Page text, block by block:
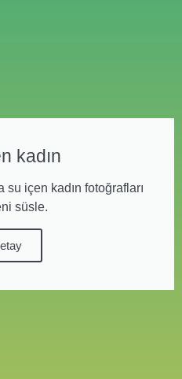
kadın
su içen kadın fotoğrafları
süsle.